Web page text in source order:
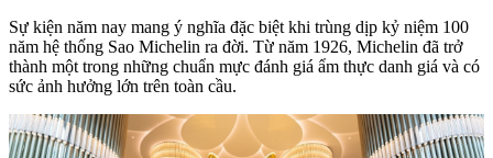
Sự kiện năm nay mang ý nghĩa đặc biệt khi trùng dịp kỷ niệm 100
năm hệ thống Sao Michelin ra đời. Từ năm 1926, Michelin đã trở
thành một trong những chuẩn mực đánh giá ẩm thực danh giá và có
sức ảnh hưởng lớn trên toàn cầu.